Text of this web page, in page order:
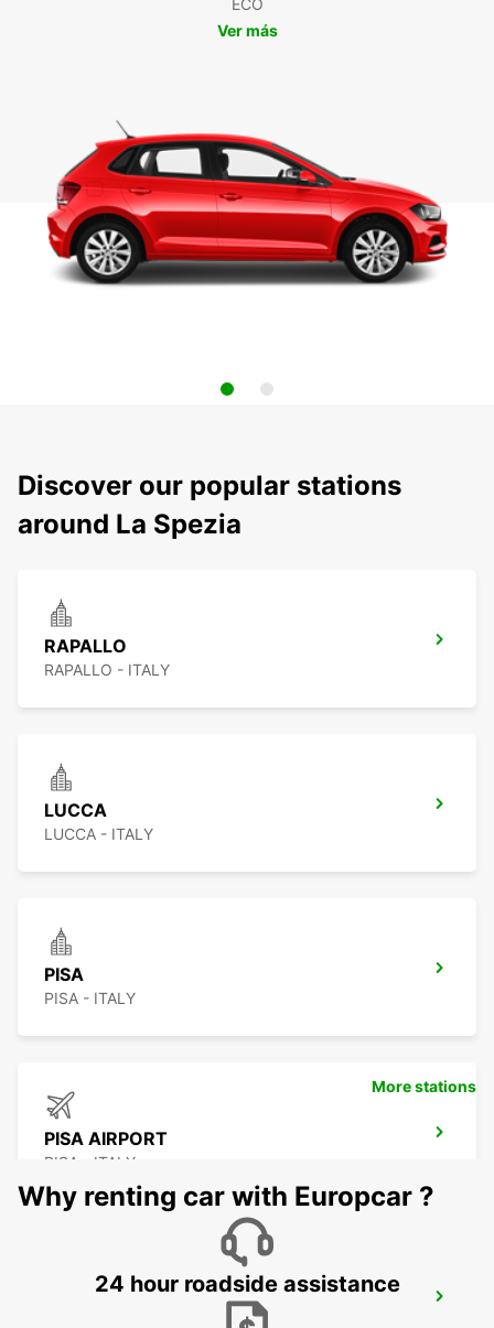
ECO
Ver más
Discover our popular stations
around La Spezia
RAPALLO
RAPALLO - ITALY
LUCCA
LUCCA - ITALY
PISA
PISA - ITALY
PISA AIRPORT
PISA - ITALY
More stations
Why renting car with Europcar ?
24 hour roadside assistance